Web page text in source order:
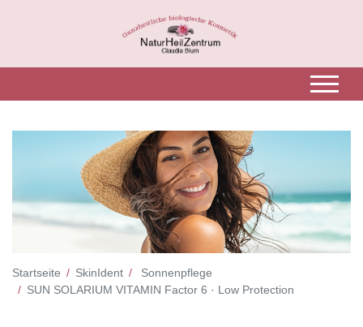
Startseite SkinIdent
Sonnenpflege
SUN SOLARIUM VITAMIN Factor 6 · Low Protection